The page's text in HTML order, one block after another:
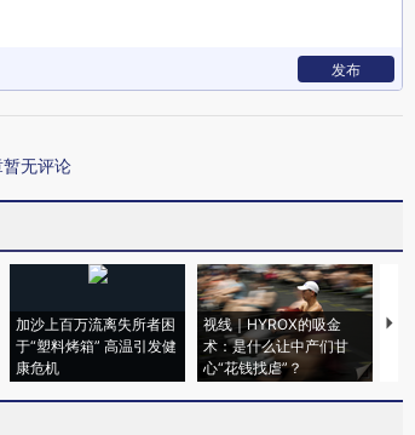
发布
无评论
加沙上百万流离失所者困
于“塑料烤箱” 高温引发健
康危机
视线｜HYROX的吸金
术：是什么让中产们甘
心“花钱找虐”？
马